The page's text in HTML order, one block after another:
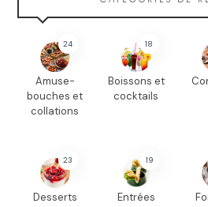
24
Amuse-
bouches et
collations
18
Boissons et
cocktails
23
Desserts
19
Entrées